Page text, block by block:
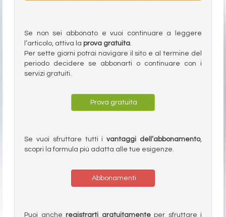
Se non sei abbonato e vuoi continuare a leggere
l’articolo, attiva la prova gratuita.
Per sette giorni potrai navigare il sito e al termine del
periodo decidere se abbonarti o continuare con i
servizi gratuiti.
Prova gratuita
Se vuoi sfruttare tutti ivantaggi dell’abbonamento,
scopri la formula più adatta alle tue esigenze.
Abbonamenti
Puoi anche registrarti gratuitamenteper sfruttare i